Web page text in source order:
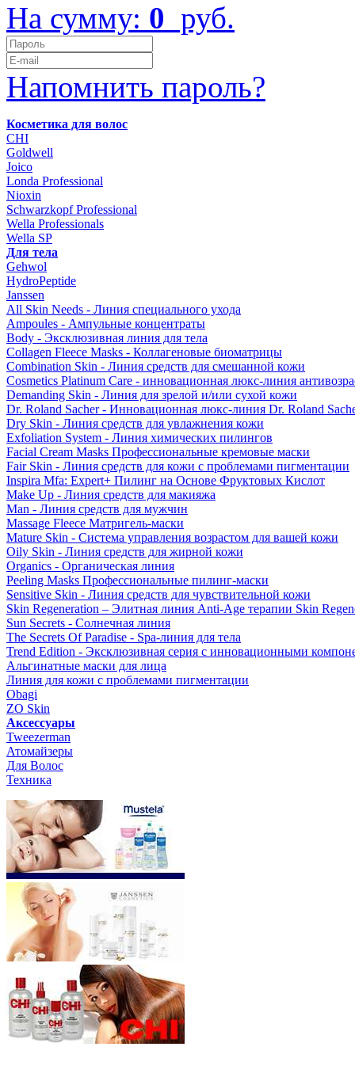
На сумму: 0 руб.
Напомнить пароль?
Косметика для волос
CHI
Goldwell
Joico
Londa Professional
Nioxin
Schwarzkopf Professional
Wella Professionals
Wella SP
Для тела
Gehwol
HydroPeptide
Janssen
All Skin Needs - Линия специального ухода
Ampoules - Ампульные концентраты
Body - Эксклюзивная линия для тела
Collagen Fleece Masks - Коллагеновые биоматрицы
Combination Skin - Линия средств для смешанной кожи
Cosmetics Platinum Care - инновационная люкс-линия
Demanding Skin - Линия для зрелой и/или сухой кожи
Dr. Roland Sacher - Инновационная люкс-линия Dr. Roland
Dry Skin - Линия средств для увлажнения кожи
Exfoliation System - Линия химических пилингов
Facial Cream Masks Профессиональные кремовые маски
Fair Skin - Линия средств для кожи с проблемами пигментации
Inspira Mfa: Expert+ Пилинг на Основе Фруктовых Кислот
Make Up - Линия средств для макияжа
Man - Линия средств для мужчин
Massage Fleece Матригель-маски
Mature Skin - Система управления возрастом для вашей кожи
Oily Skin - Линия средств для жирной кожи
Organics - Органическая линия
Peeling Masks Профессиональные пилинг-маски
Sensitive Skin - Линия средств для чувствительной кожи
Skin Regeneration – Элитная линия Anti-Age терапии Skin
Sun Secrets - Солнечная линия
The Secrets Of Paradise - Spa-линия для тела
Trend Edition - Эксклюзивная серия с инновационными
Альгинатные маски для лица
Линия для кожи с проблемами пигментации
Obagi
ZO Skin
Aксессуары
Tweezerman
Атомайзеры
Для Волос
Техника